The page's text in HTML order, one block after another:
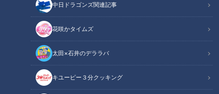
中日ドラゴンズ関連記事
花咲かタイムズ
太田×石井のデララバ
キユーピー３分クッキング
CBCテレビ「花咲かタイムズ」